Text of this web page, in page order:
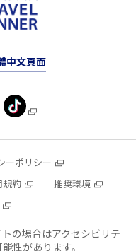
中文頁面
ーポリシー
規約
推奨環境
の場合はアクセシビリテ
性があります。